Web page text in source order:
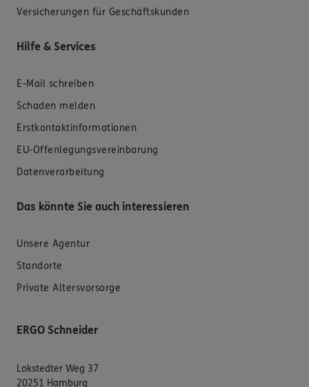
Versicherungen für Geschäftskunden
Hilfe & Services
E-Mail schreiben
Schaden melden
Erstkontaktinformationen
EU-Offenlegungsvereinbarung
Datenverarbeitung
Das könnte Sie auch interessieren
Unsere Agentur
Standorte
Private Altersvorsorge
ERGO Schneider
Lokstedter Weg 37
20251 Hamburg